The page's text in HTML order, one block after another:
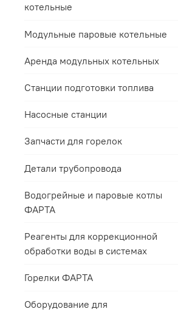
котельные
Модульные паровые котельные
Аренда модульных котельных
Станции подготовки топлива
Насосные станции
Запчасти для горелок
Детали трубопровода
Водогрейные и паровые котлы
ФАРТА
Реагенты для коррекционной
обработки воды в системах
Горелки ФАРТА
Оборудование для